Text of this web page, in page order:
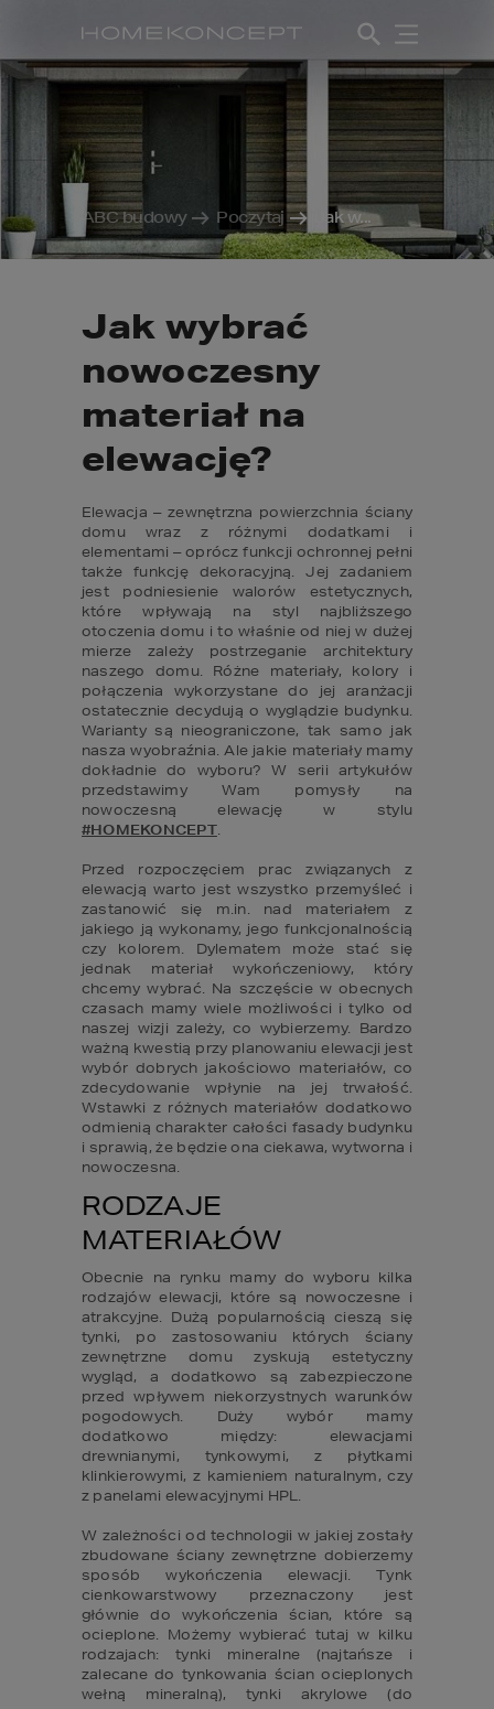
ABC budowy Poczytaj Jak w...
Jak wybrać
nowoczesny
materiał na
elewację?
Elewacja – zewnętrzna powierzchnia ściany
domu wraz z różnymi dodatkami i
elementami – oprócz funkcji ochronnej pełni
także funkcję dekoracyjną. Jej zadaniem
jest podniesienie walorów estetycznych,
które wpływają na styl najbliższego
otoczenia domu i to właśnie od niej w dużej
mierze zależy postrzeganie architektury
naszego domu. Różne materiały, kolory i
połączenia wykorzystane do jej aranżacji
ostatecznie decydują o wyglądzie budynku.
Warianty są nieograniczone, tak samo jak
nasza wyobraźnia. Ale jakie materiały mamy
dokładnie do wyboru? W serii artykułów
przedstawimy Wam pomysły na
#HOMEKONCEPT.
Przed rozpoczęciem prac związanych z
elewacją warto jest wszystko przemyśleć i
zastanowić się m.in. nad materiałem z
jakiego ją wykonamy, jego funkcjonalnością
czy kolorem. Dylematem może stać się
jednak materiał wykończeniowy, który
chcemy wybrać. Na szczęście w obecnych
czasach mamy wiele możliwości i tylko od
naszej wizji zależy, co wybierzemy. Bardzo
ważną kwestią przy planowaniu elewacji jest
wybór dobrych jakościowo materiałów, co
zdecydowanie wpłynie na jej trwałość.
Wstawki z różnych materiałów dodatkowo
odmienią charakter całości fasady budynku
i sprawią, że będzie ona ciekawa, wytworna i
nowoczesna.
RODZAJE
MATERIAŁÓW
Obecnie na rynku mamy do wyboru kilka
rodzajów elewacji, które są nowoczesne i
atrakcyjne. Dużą popularnością cieszą się
tynki, po zastosowaniu których ściany
zewnętrzne domu zyskują estetyczny
wygląd, a dodatkowo są zabezpieczone
przed wpływem niekorzystnych warunków
pogodowych. Duży wybór mamy
dodatkowo między: elewacjami
drewnianymi, tynkowymi, z płytkami
klinkierowymi, z kamieniem naturalnym, czy
z panelami elewacyjnymi HPL.
W zależności od technologii w jakiej zostały
zbudowane ściany zewnętrzne dobierzemy
sposób wykończenia elewacji. Tynk
cienkowarstwowy przeznaczony jest
głównie do wykończenia ścian, które są
ocieplone. Możemy wybierać tutaj w kilku
rodzajach: tynki mineralne (najtańsze i
zalecane do tynkowania ścian ocieplonych
wełną mineralną), tynki akrylowe (do